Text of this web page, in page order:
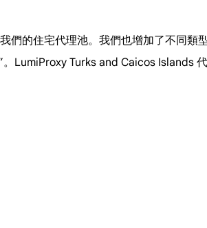
們的住宅代理池。我們也增加了不同類
LumiProxy Turks and Caicos Islands